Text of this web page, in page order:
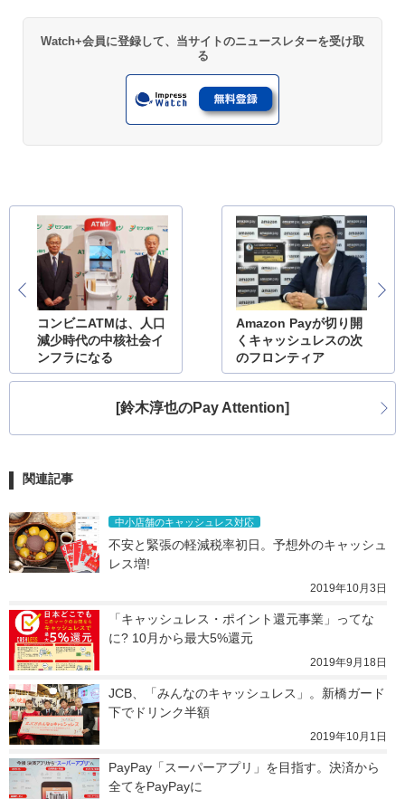
Watch+会員に登録して、当サイトのニュースレターを受け取
る
コンビニATMは、人口
減少時代の中核社会イ
ンフラになる
Amazon Payが切り開
くキャッシュレスの次
のフロンティア
[鈴木淳也のPay Attention]
関連記事
中小店舗のキャッシュレス対応
不安と緊張の軽減税率初日。予想外のキャッシュ
レス増!
2019年10月3日
「キャッシュレス・ポイント還元事業」ってな
に? 10月から最大5%還元
2019年9月18日
JCB、「みんなのキャッシュレス」。新橋ガード
下でドリンク半額
2019年10月1日
PayPay「スーパーアプリ」を目指す。決済から
全てをPayPayに